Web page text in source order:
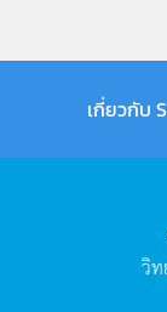
เกี่ยวกับ
วิ